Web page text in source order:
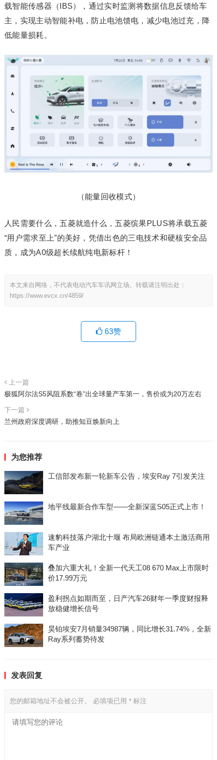
载智能传感器（IBS），通过实时监测将数据信息反馈给车
主，实现主动智能补电，防止电池馈电，减少电池过充，降
低能量损耗。
（能量回收模式）
人民需要什么，五菱就造什么，五菱缤果PLUS将承载五菱
“用户需求至上”的美好，凭借出色的三电技术和硬核安全品
质，成为A0级超长续航纯电新标杆！
本文来自网络，不代表电动汽车车讯网立场。转载请注明出处：
https://www.evcx.cn/4859/
63赞
上一篇
极狐阿尔法S5风阻系数“卷”出全球量产车第一，售价或为20万左右
下一篇
兰州政府深度调研，助推知豆焕新向上
为您推荐
工信部发布新一轮新车公告，埃安Ray 7引发关注
地平线最新合作车型——全新深蓝S05正式上市！
速豹科技落户湖北十堰 布局欧洲链通本土激活商用
车产业
叠加六重大礼！全新一代天工08 670 Max上市限时
价17.99万元
盈利拐点如期而至，日产汽车26财年一季度财报释
放稳健增长信号
昊铂埃安7月销量34987辆，同比增长31.74%，全新
Ray系列蓄势待发
发表回复
您的邮箱地址不会被公开。 必填项已用 *标注